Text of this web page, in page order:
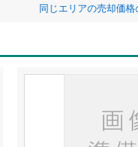
同じエリアの売却価